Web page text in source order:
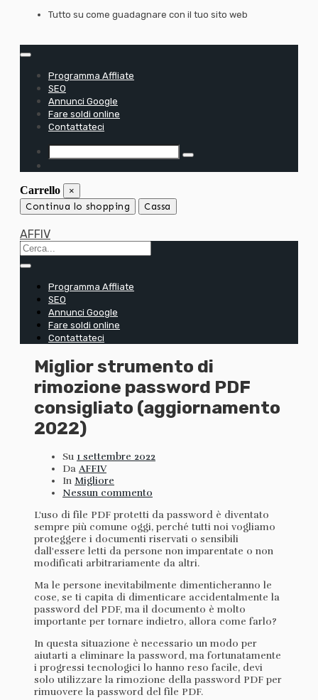
Passa
Tutto su come guadagnare con il tuo sito web
Programma Affliate
SEO
Annunci Google
Fare soldi online
Contattateci
Carrello ×
Continua lo shopping Cassa
AFFIV
Programma Affliate
SEO
Annunci Google
Fare soldi online
Contattateci
Miglior strumento di
rimozione password PDF
consigliato (aggiornamento
2022)
Su 1 settembre 2022
Da AFFIV
In Migliore
Nessun commento
L'uso di file PDF protetti da password è diventato
sempre più comune oggi, perché tutti noi vogliamo
proteggere i documenti riservati o sensibili
dall'essere letti da persone non imparentate o non
modificati arbitrariamente da altri.
Ma le persone inevitabilmente dimenticheranno le
cose, se ti capita di dimenticare accidentalmente la
password del PDF, ma il documento è molto
importante per tornare indietro, allora come farlo?
In questa situazione è necessario un modo per
aiutarti a eliminare la password, ma fortunatamente
i progressi tecnologici lo hanno reso facile, devi
solo utilizzare la rimozione della password PDF per
rimuovere la password del file PDF.